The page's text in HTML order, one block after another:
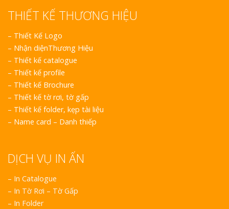
THIẾT KẾ THƯƠNG HIỆU
– Thiết Kế Logo
– Nhận diệnThương Hiệu
– Thiết kế catalogue
– Thiết kế profile
– Thiết kế Brochure
– Thiết kế tờ rơi, tờ gấp
– Thiết kế folder, kẹp tài liệu
– Name card – Danh thiếp
DỊCH VỤ IN ẤN
– In Catalogue
– In Tờ Rơi – Tờ Gấp
– In Folder